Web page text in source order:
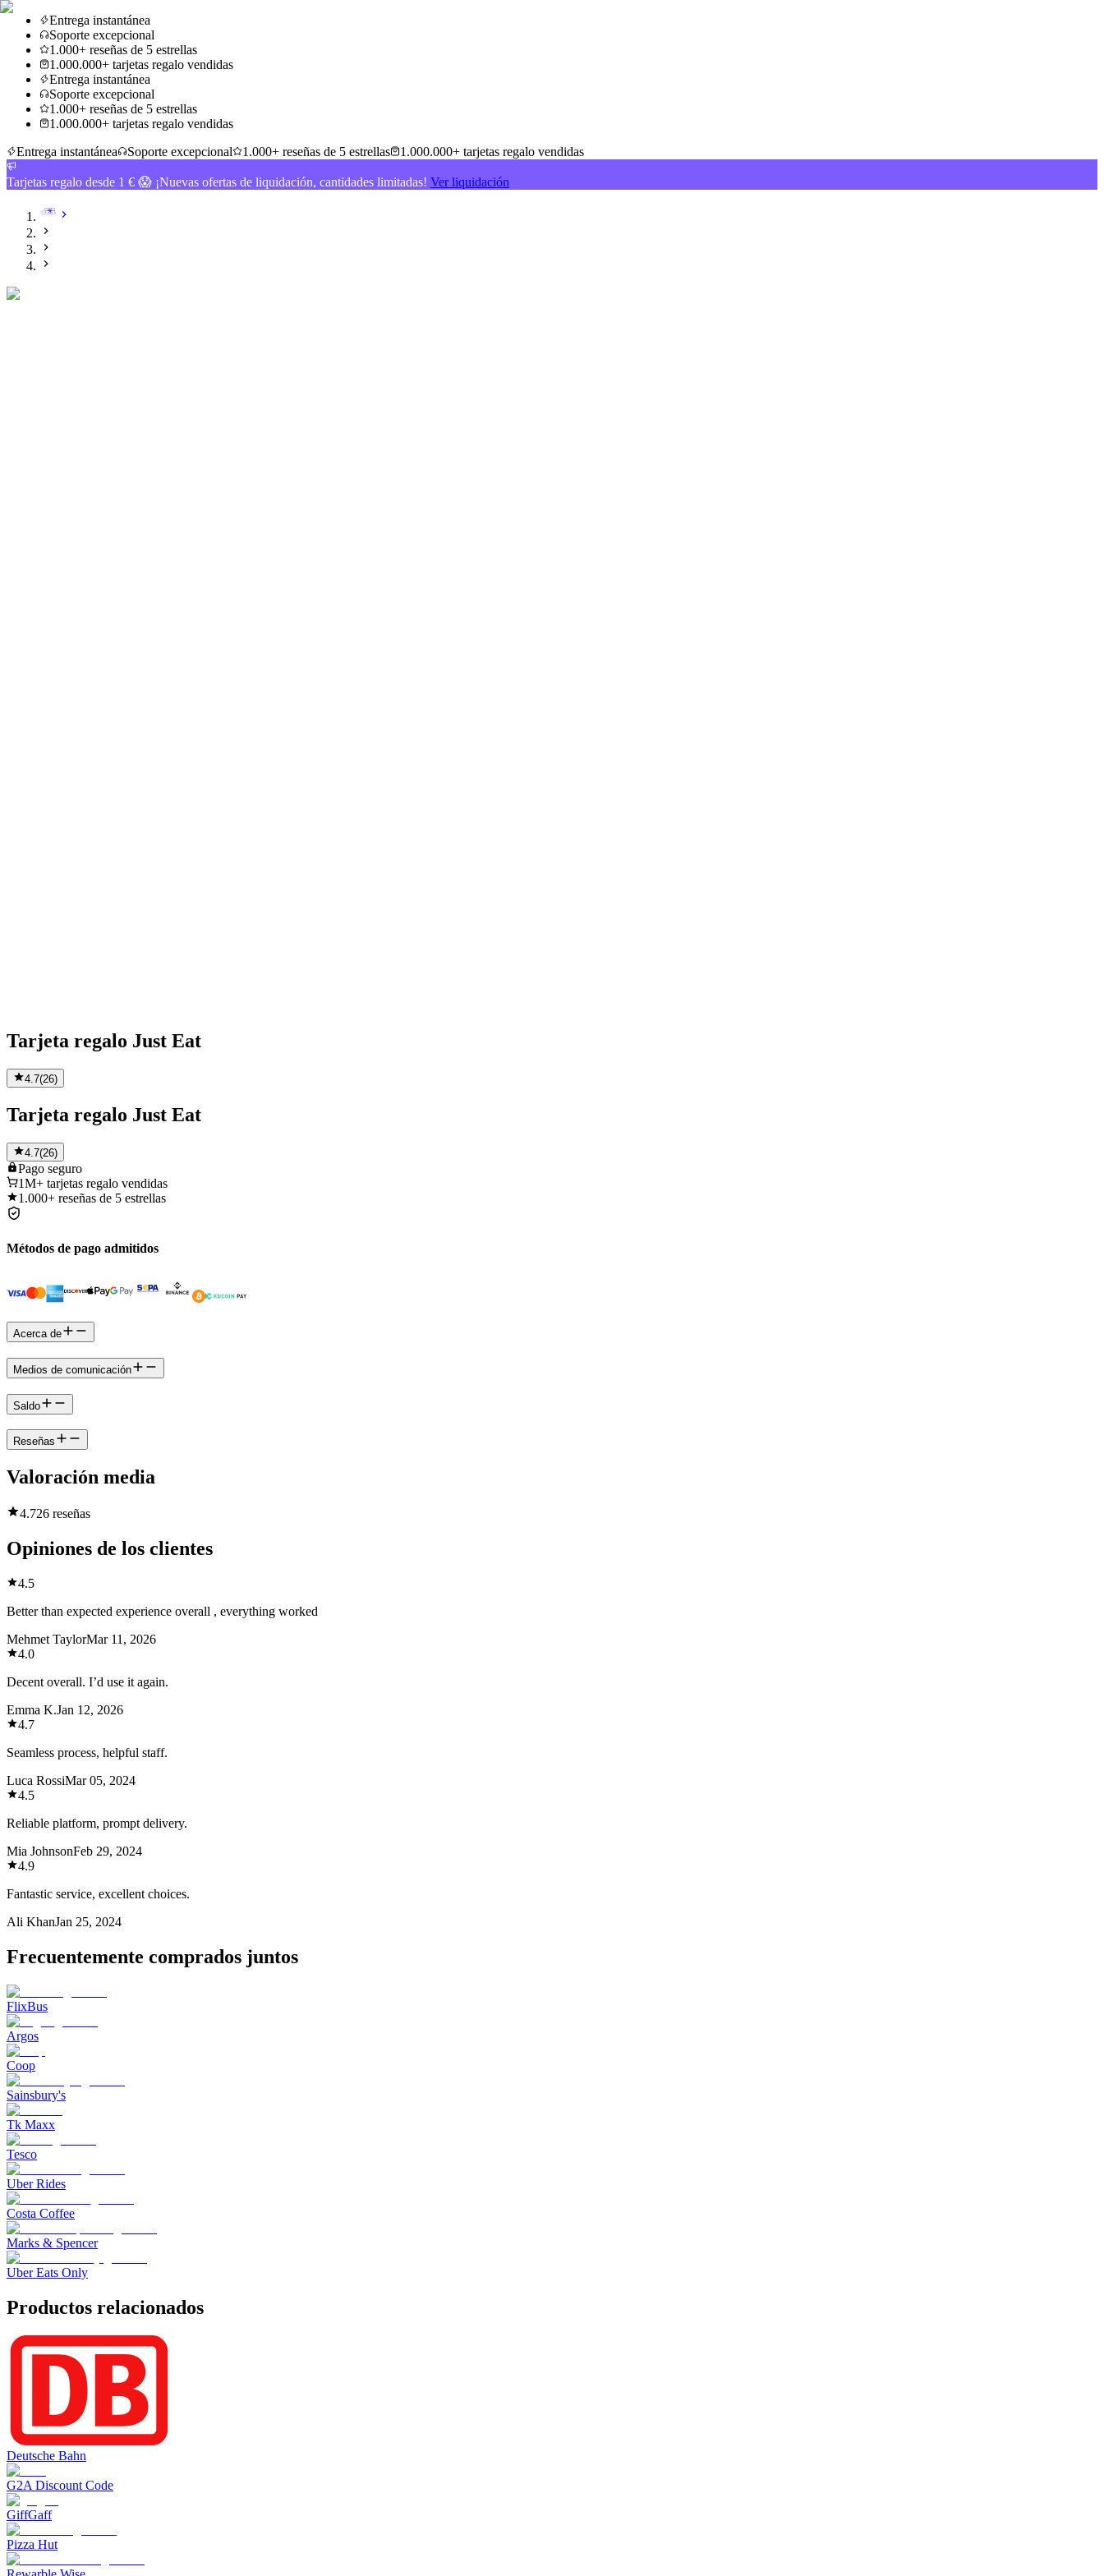
Entrega instantánea
Soporte excepcional
1.000+ reseñas de 5 estrellas
1.000.000+ tarjetas regalo vendidas
Entrega instantánea
Soporte excepcional
1.000+ reseñas de 5 estrellas
1.000.000+ tarjetas regalo vendidas
Entrega instantánea
Soporte excepcional 1.000+ reseñas de 5 estrellas 1.000.000+ tarjetas regalo vendidas
Tarjetas regalo desde 1 € 😱 ¡Nuevas ofertas de liquidación, cantidades limitadas! Ver liquidación
Tarjeta regalo Just Eat
4.7(26)
Tarjeta regalo Just Eat
4.7(26)
Pago seguro
1M+ tarjetas regalo vendidas
1.000+ reseñas de 5 estrellas
Métodos de pago admitidos
Acerca de
Medios de comunicación
Saldo
Reseñas
Valoración media
4.726 reseñas
Opiniones de los clientes
4.5
Better than expected experience overall , everything worked
Mehmet TaylorMar 11, 2026
4.0
Decent overall. I’d use it again.
Emma K.Jan 12, 2026
4.7
Seamless process, helpful staff.
Luca RossiMar 05, 2024
4.5
Reliable platform, prompt delivery.
Mia JohnsonFeb 29, 2024
4.9
Fantastic service, excellent choices.
Ali KhanJan 25, 2024
Frecuentemente comprados juntos
FlixBus
Argos
Coop
Sainsbury's
Tk Maxx
Tesco
Uber Rides
Costa Coffee
Marks & Spencer
Uber Eats Only
Productos relacionados
Deutsche Bahn
G2A Discount Code
GiffGaff
Pizza Hut